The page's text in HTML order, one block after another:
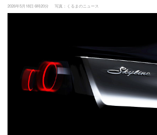
2026年5月18日 6時20分 写真：くるまのニュース